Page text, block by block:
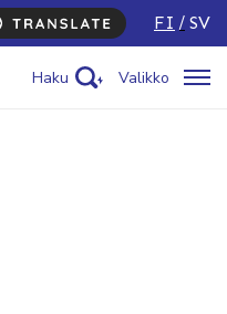
FI SV
Haku Valikko